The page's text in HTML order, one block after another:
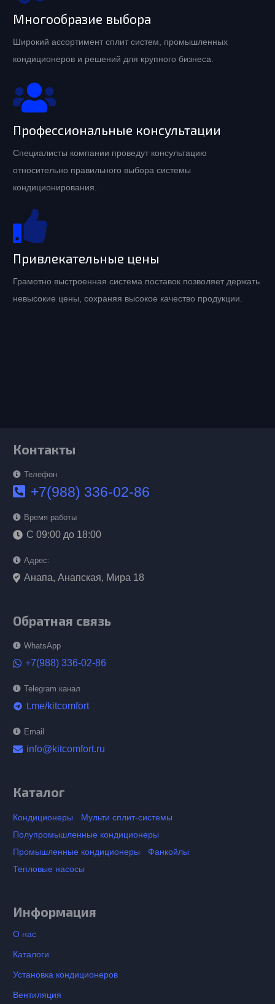
Многообразие выбора
Широкий ассортимент сплит систем, промышленных
кондиционеров и решений для крупного бизнеса.
Профессиональные консультации
Специалисты компании проведут консультацию
относительно правильного выбора системы
кондиционирования.
Привлекательные цены
Грамотно выстроенная система поставок позволяет держать
невысокие цены, сохраняя высокое качество продукции.
Контакты
Телефон
+7(988) 336-02-86
Время работы
С 09:00 до 18:00
Адрес:
Анапа, Анапская, Мира 18
Обратная связь
WhatsApp
+7(988) 336-02-86
Telegram канал
telegram t.me/kitcomfort
Email
info@kitcomfort.ru
Каталог
Кондиционеры
Мульти сплит-системы
Полупромышленные кондиционеры
Промышленные кондиционеры
Фанкойлы
Тепловые насосы
Информация
О нас
Каталоги
Установка кондиционеров
Вентиляция